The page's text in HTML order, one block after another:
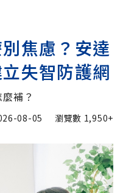
焦慮？安達
失智防護網
補？
08-05 瀏覽數 1,950+